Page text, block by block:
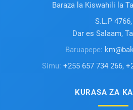
Baraza la Kiswahili la
S.L.P 4766,
Dar es Salaam,
Baruapepe:
Simu: +255 657 734 266,
KURASA ZA